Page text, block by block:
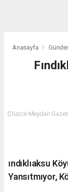
Anasayfa
(Düzce Meydan
ındıklıaksu
Yansıtmıyor,